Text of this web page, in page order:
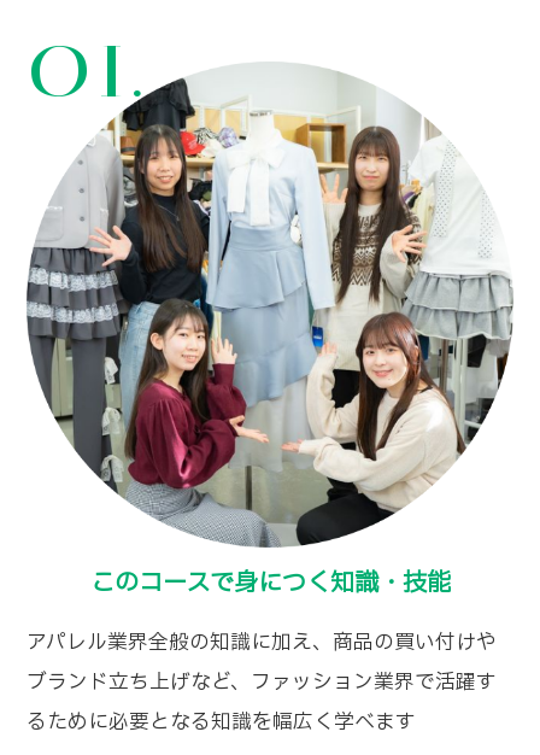
01.
このコースで身につく知識・技能
アパレル業界全般の知識に加え、商品の買い付けや
ブランド立ち上げなど、ファッション業界で活躍す
るために必要となる知識を幅広く学べます